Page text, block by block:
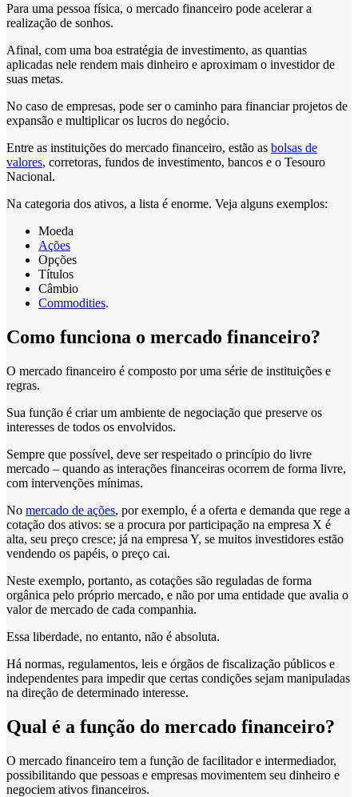
Para uma pessoa física, o mercado financeiro pode acelerar a
realização de sonhos.
Afinal, com uma boa estratégia de investimento, as quantias
aplicadas nele rendem mais dinheiro e aproximam o investidor de
suas metas.
No caso de empresas, pode ser o caminho para financiar projetos de
expansão e multiplicar os lucros do negócio.
Entre as instituições do mercado financeiro, estão as bolsas de
valores, corretoras, fundos de investimento, bancos e o Tesouro
Nacional.
Na categoria dos ativos, a lista é enorme. Veja alguns exemplos:
Moeda
Ações
Opções
Títulos
Câmbio
Commodities.
Como funciona o mercado financeiro?
O mercado financeiro é composto por uma série de instituições e
regras.
Sua função é criar um ambiente de negociação que preserve os
interesses de todos os envolvidos.
Sempre que possível, deve ser respeitado o princípio do livre
mercado – quando as interações financeiras ocorrem de forma livre,
com intervenções mínimas.
No mercado de ações, por exemplo, é a oferta e demanda que rege a
cotação dos ativos: se a procura por participação na empresa X é
alta, seu preço cresce; já na empresa Y, se muitos investidores estão
vendendo os papéis, o preço cai.
Neste exemplo, portanto, as cotações são reguladas de forma
orgânica pelo próprio mercado, e não por uma entidade que avalia o
valor de mercado de cada companhia.
Essa liberdade, no entanto, não é absoluta.
Há normas, regulamentos, leis e órgãos de fiscalização públicos e
independentes para impedir que certas condições sejam manipuladas
na direção de determinado interesse.
Qual é a função do mercado financeiro?
O mercado financeiro tem a função de facilitador e intermediador,
possibilitando que pessoas e empresas movimentem seu dinheiro e
negociem ativos financeiros.